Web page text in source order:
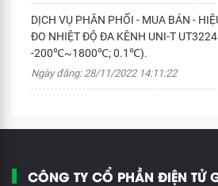
DỊCH VỤ PHÂN PHỐI - MUA BÁN -
ĐO NHIỆT ĐỘ ĐA KÊNH UNI-T
-200℃~1800℃; 0.1℃).
Ngày đăng: 28/11/2022 14:11:22
CÔNG TY CỔ PHẦN ĐIỆN TỬ